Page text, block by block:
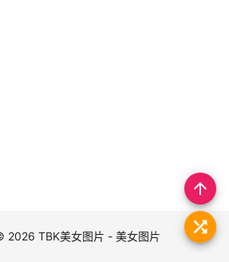
arrow_upward
2026TBK美女图片 - 美女图片